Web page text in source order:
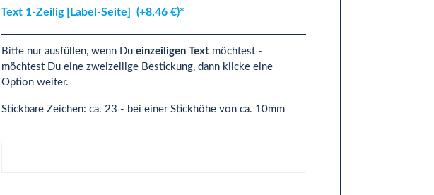
Text 1-Zeilig [Label-Seite] (+8,46 €)*
Bitte nur ausfüllen, wenn Du einzeiligen Text möchtest -
möchtest Du eine zweizeilige Bestickung, dann klicke eine
Option weiter.
Stickbare Zeichen: ca. 23 - bei einer Stickhöhe von ca. 10mm